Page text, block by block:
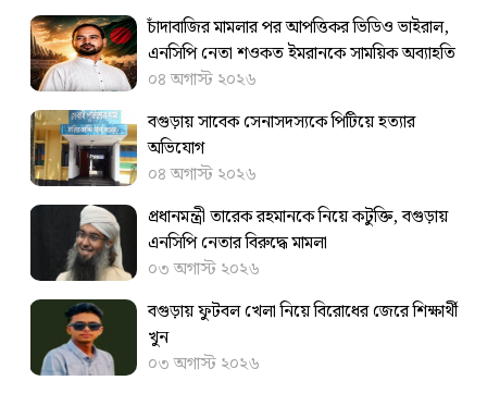
চাঁদাবাজির মামলার পর আপত্তিকর ভিডিও ভাইরাল,
এনসিপি নেতা শওকত ইমরানকে সাময়িক অব্যাহতি
০৪ অগাস্ট ২০২৬
বগুড়ায় সাবেক সেনাসদস্যকে পিটিয়ে হত্যার
অভিযোগ
০৪ অগাস্ট ২০২৬
প্রধানমন্ত্রী তারেক রহমানকে নিয়ে কটুক্তি, বগুড়ায়
এনসিপি নেতার বিরুদ্ধে মামলা
০৩ অগাস্ট ২০২৬
বগুড়ায় ফুটবল খেলা নিয়ে বিরোধের জেরে শিক্ষার্থী
খুন
০৩ অগাস্ট ২০২৬